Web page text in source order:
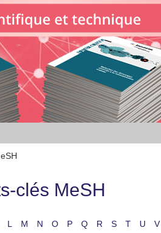
clés MeSH
L M N O P Q R S T U V